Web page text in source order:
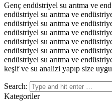
Genç endüstriyel su arıtma ve
endüstriyel su arıtma ve
endüstriyel su arıtma ve
endüstriyel su arıtma ve
endüstriyel su arıtma ve
endüstriyel su arıtma ve
endüstriyel su arıtma ve
keşif ve su analizi yapıp size
Search:
Kategoriler